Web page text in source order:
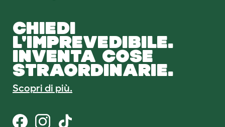
CHIEDI
L'IMPREVEDIBILE.
INVENTA COSE
STRAORDINARIE.
Scopri di più.